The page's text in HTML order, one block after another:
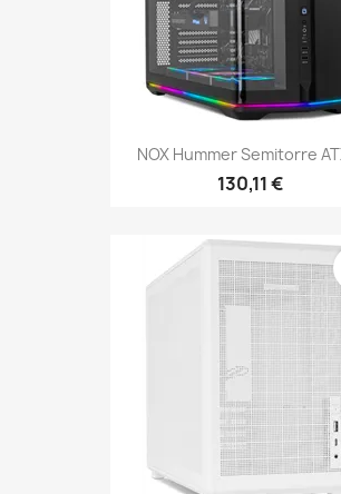
NOX Hummer Semitorre
130,11 €